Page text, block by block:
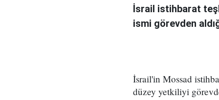
İsrail istihbarat
ismi görevden
İsrail'in Mossad
düzey yetkiliyi